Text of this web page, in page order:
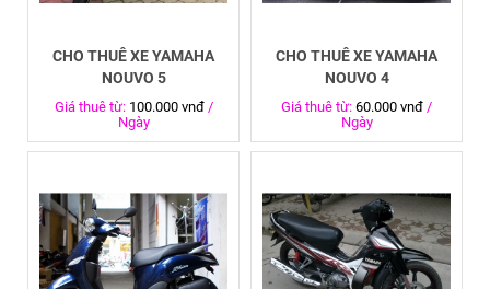
CHO THUÊ XE YAMAHA
NOUVO 5
Giá thuê từ: 100.000 vnđ/
Ngày
CHO THUÊ XE YAMAHA
NOUVO 4
Giá thuê từ: 60.000 vnđ /
Ngày